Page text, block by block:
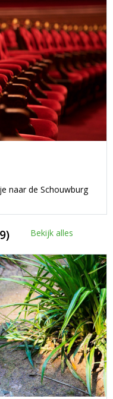
naar de Schouwburg
Bekijk alles